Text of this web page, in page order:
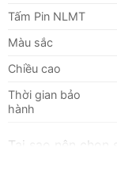
Tấm Pin NLMT
Màu sắc
Chiều cao
Thời gian bảo
hành
Tại sao nên
Hoàng Chiến